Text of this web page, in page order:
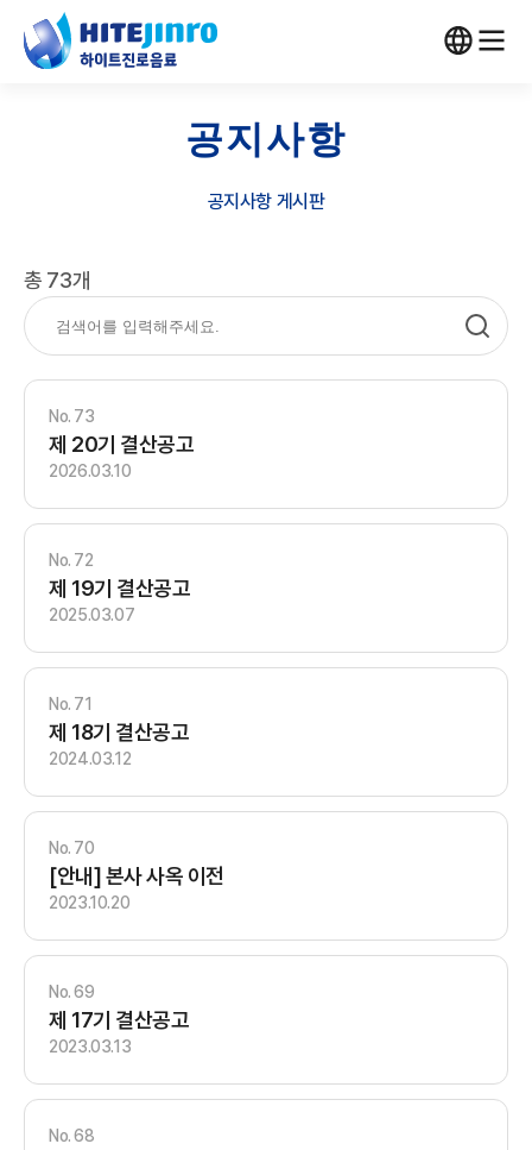
공지사항
공지사항 게시판
총 73개
73
제 20기 결산공고
2026.03.10
72
제 19기 결산공고
2025.03.07
71
제 18기 결산공고
2024.03.12
70
[안내] 본사 사옥 이전
2023.10.20
69
제 17기 결산공고
2023.03.13
68